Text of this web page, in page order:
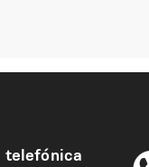
telefónica